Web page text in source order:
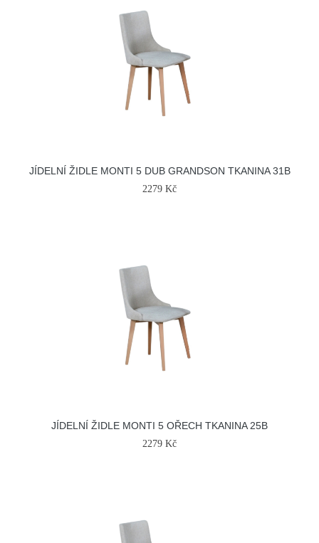
JÍDELNÍ ŽIDLE MONTI 5 DUB GRANDSON TKANINA 31B
2279 Kč
JÍDELNÍ ŽIDLE MONTI 5 OŘECH TKANINA 25B
2279 Kč